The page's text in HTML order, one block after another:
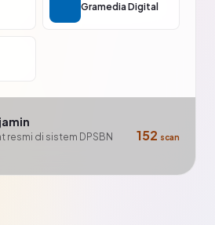
Gramedia Digital
resmi di sistem DPSBN
152 scan